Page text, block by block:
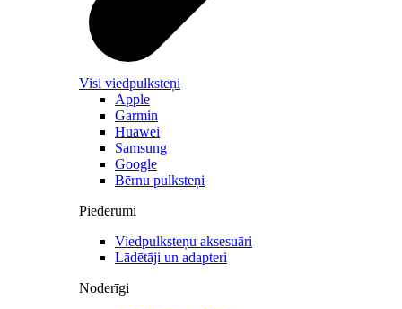
Visi viedpulksteņi
Apple
Garmin
Huawei
Samsung
Google
Bērnu pulksteņi
Piederumi
Viedpulksteņu aksesuāri
Lādētāji un adapteri
Noderīgi